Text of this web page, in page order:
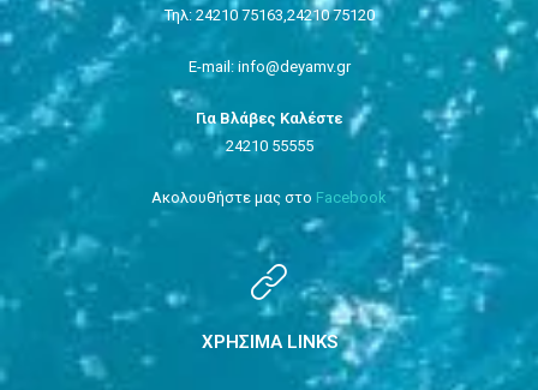
Τηλ: 24210 75163, 24210 75120
E-mail: info@deyamv.gr
Για Βλάβες Καλέστε
24210 55555
Ακολουθήστε μας στο Facebook
ΧΡΗΣΙΜΑ LINKS